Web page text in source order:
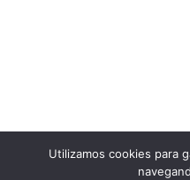
Utilizamos cookies para